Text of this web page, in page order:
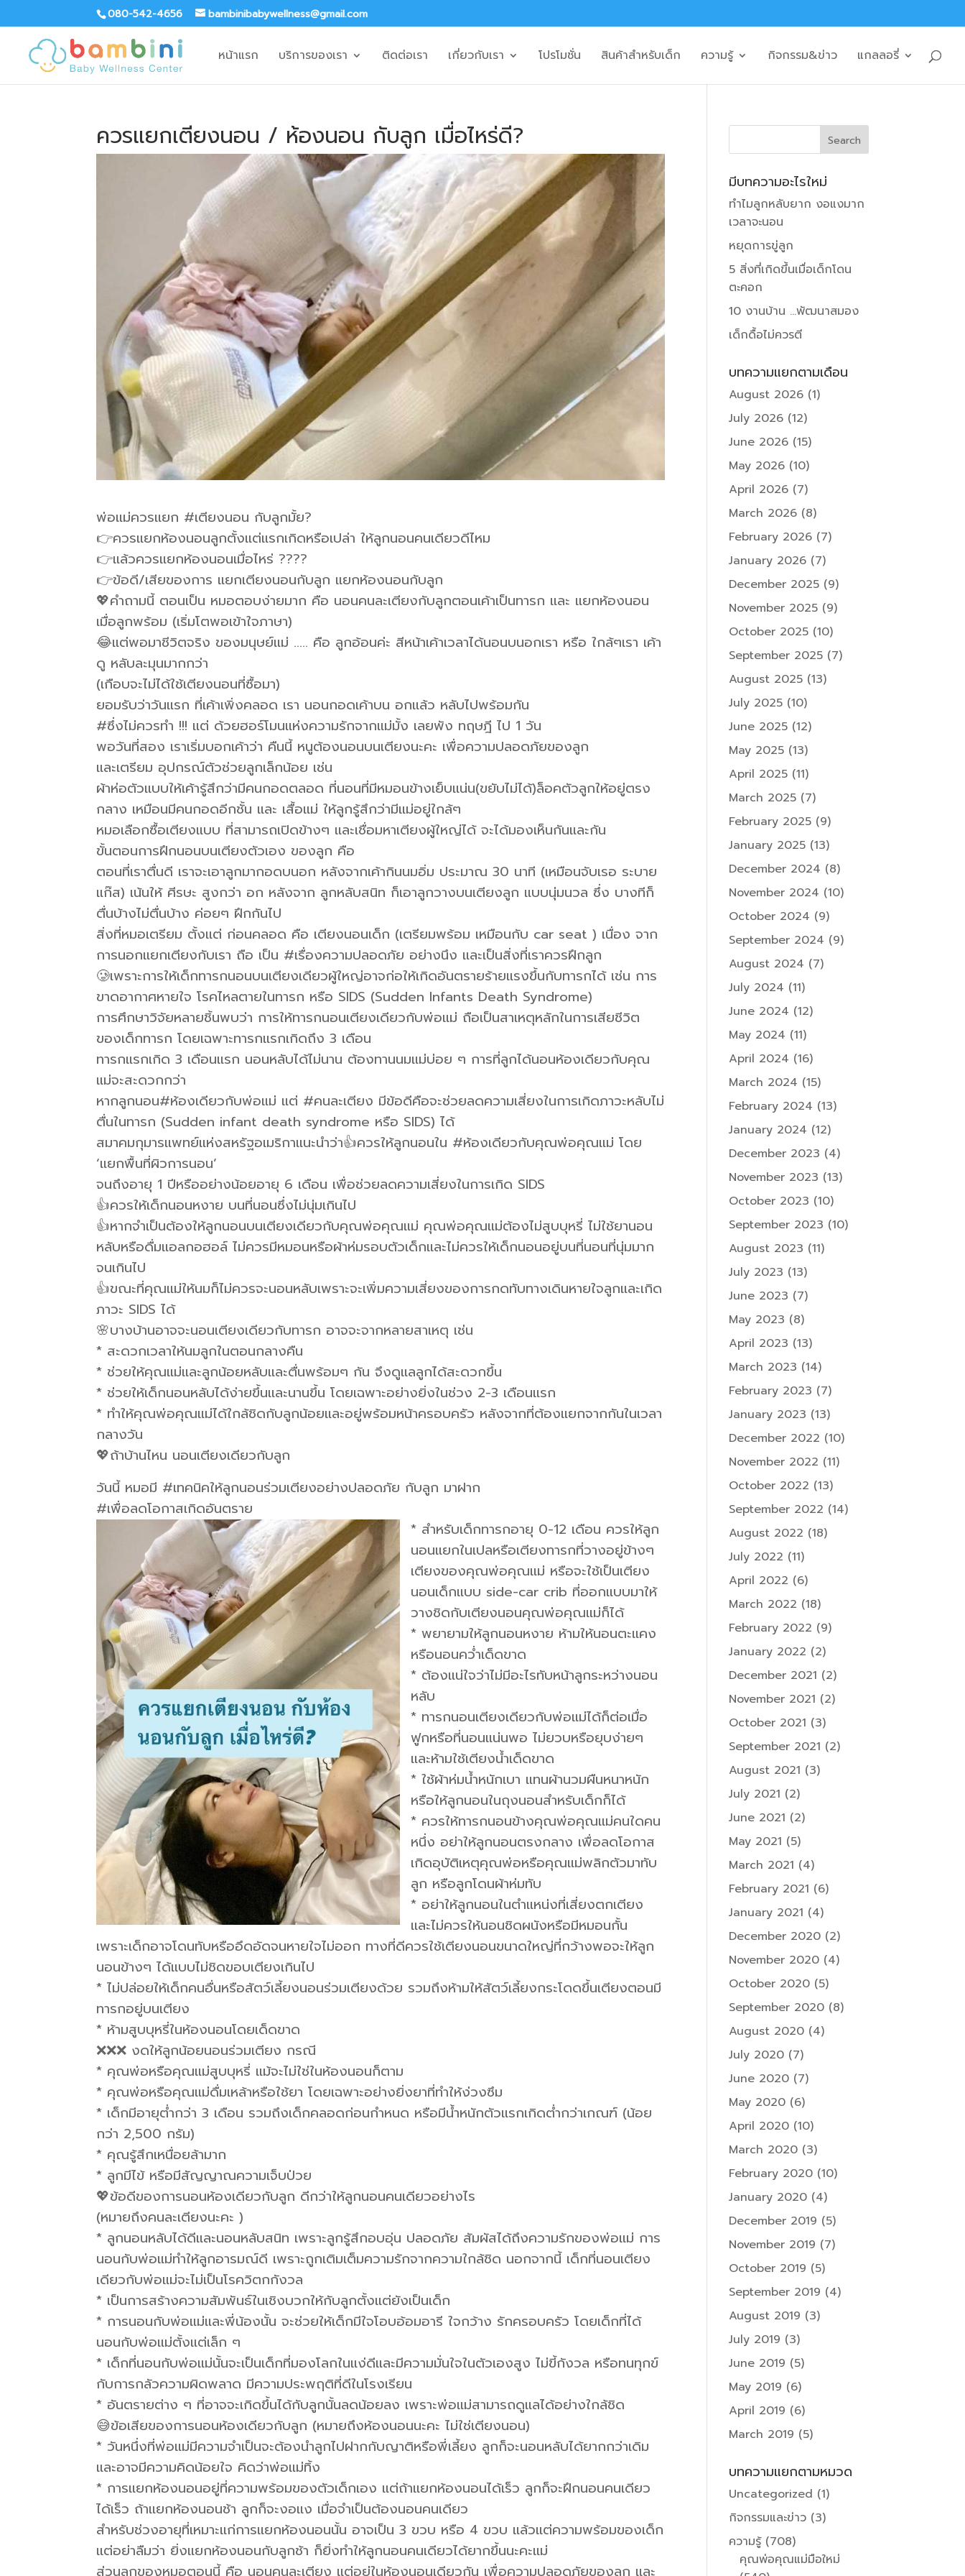
080-542-4656 bambinibabywellness@gmail.com
หน้าแรก บริการของเรา ติดต่อเรา เกี่ยวกับเรา โปรโมชั่น สินค้าสำหรับเด็ก ความรู้ กิจกรรม&ข่าว แกลลอรี่
ควรแยกเตียงนอน / ห้องนอน กับลูก เมื่อไหร่ดี?
พ่อแม่ควรแยก #เตียงนอน กับลูกมั้ย?
👉ควรแยกห้องนอนลูกตั้งแต่แรกเกิดหรือเปล่า ให้ลูกนอนคนเดียวดีไหม
👉แล้วควรแยกห้องนอนเมื่อไหร่ ????
👉ข้อดี/เสียของการ แยกเตียงนอนกับลูก แยกห้องนอนกับลูก
💖คำถามนี้ ตอนเป็น หมอตอบง่ายมาก คือ นอนคนละเตียงกับลูกตอนเค้าเป็นทารก และ แยกห้องนอน
เมื่อลูกพร้อม (เริ่มโตพอเข้าใจภาษา)
😂แต่พอมาชีวิตจริง ของมนุษย์แม่ ….. คือ ลูกอ้อนค่ะ สีหน้าเค้าเวลาได้นอนบนอกเรา หรือ ใกล้ๆเรา เค้า
ดู หลับละมุนมากกว่า
(เกือบจะไม่ได้ใช้เตียงนอนที่ซื้อมา)
ยอมรับว่าวันแรก ที่เค้าเพิ่งคลอด เรา นอนกอดเค้าบน อกแล้ว หลับไปพร้อมกัน
#ซึ่งไม่ควรทำ !!! แต่ ด้วยฮอร์โมนแห่งความรักจากแม่มั้ง เลยพัง ทฤษฎี ไป 1 วัน
พอวันที่สอง เราเริ่มบอกเค้าว่า คืนนี้ หนูต้องนอนบนเตียงนะคะ เพื่อความปลอดภัยของลูก
และเตรียม อุปกรณ์ตัวช่วยลูกเล็กน้อย เช่น
ผ้าห่อตัวแบบให้เค้ารู้สึกว่ามีคนกอดตลอด ที่นอนที่มีหมอนข้างเย็บแน่น(ขยับไม่ได้)ล็อคตัวลูกให้อยู่ตรง
กลาง เหมือนมีคนกอดอีกชั้น และ เสื้อแม่ ให้ลูกรู้สึกว่ามีแม่อยู่ใกล้ๆ
หมอเลือกซื้อเตียงแบบ ที่สามารถเปิดข้างๆ และเชื่อมหาเตียงผู้ใหญ่ได้ จะได้มองเห็นกันและกัน
ขั้นตอนการฝึกนอนบนเตียงตัวเอง ของลูก คือ
ตอนที่เราตื่นดี เราจะเอาลูกมากอดบนอก หลังจากเค้ากินนมอิ่ม ประมาณ 30 นาที (เหมือนจับเรอ ระบาย
แก๊ส) เน้นให้ ศีรษะ สูงกว่า อก หลังจาก ลูกหลับสนิท ก็เอาลูกวางบนเตียงลูก แบบนุ่มนวล ซึ่ง บางทีก็
ตื่นบ้างไม่ตื่นบ้าง ค่อยๆ ฝึกกันไป
สิ่งที่หมอเตรียม ตั้งแต่ ก่อนคลอด คือ เตียงนอนเด็ก (เตรียมพร้อม เหมือนกับ car seat ) เนื่อง จาก
การนอกแยกเตียงกับเรา ถือ เป็น #เรื่องความปลอดภัย อย่างนึง และเป็นสิ่งที่เราควรฝึกลูก
🥲เพราะการให้เด็กทารกนอนบนเตียงเดียวผู้ใหญ่อาจก่อให้เกิดอันตรายร้ายแรงขึ้นกับทารกได้ เช่น การ
ขาดอากาศหายใจ โรคไหลตายในทารก หรือ SIDS (Sudden Infants Death Syndrome)
การศึกษาวิจัยหลายชิ้นพบว่า การให้ทารกนอนเตียงเดียวกับพ่อแม่ ถือเป็นสาเหตุหลักในการเสียชีวิต
ของเด็กทารก โดยเฉพาะทารกแรกเกิดถึง 3 เดือน
ทารกแรกเกิด 3 เดือนแรก นอนหลับได้ไม่นาน ต้องทานนมแม่บ่อย ๆ การที่ลูกได้นอนห้องเดียวกับคุณ
แม่จะสะดวกกว่า
หากลูกนอน#ห้องเดียวกับพ่อแม่ แต่ #คนละเตียง มีข้อดีคือจะช่วยลดความเสี่ยงในการเกิดภาวะหลับไม่
ตื่นในทารก (Sudden infant death syndrome หรือ SIDS) ได้
สมาคมกุมารแพทย์แห่งสหรัฐอเมริกาแนะนำว่า👍ควรให้ลูกนอนใน #ห้องเดียวกับคุณพ่อคุณแม่ โดย
‘แยกพื้นที่ผิวการนอน’
จนถึงอายุ 1 ปีหรืออย่างน้อยอายุ 6 เดือน เพื่อช่วยลดความเสี่ยงในการเกิด SIDS
👍ควรให้เด็กนอนหงาย บนที่นอนซึ่งไม่นุ่มเกินไป
👍หากจำเป็นต้องให้ลูกนอนบนเตียงเดียวกับคุณพ่อคุณแม่ คุณพ่อคุณแม่ต้องไม่สูบบุหรี่ ไม่ใช้ยานอน
หลับหรือดื่มแอลกอฮอล์ ไม่ควรมีหมอนหรือผ้าห่มรอบตัวเด็กและไม่ควรให้เด็กนอนอยู่บนที่นอนที่นุ่มมาก
จนเกินไป
👍ขณะที่คุณแม่ให้นมก็ไม่ควรจะนอนหลับเพราะจะเพิ่มความเสี่ยงของการกดทับทางเดินหายใจลูกและเกิด
ภาวะ SIDS ได้
🌸บางบ้านอาจจะนอนเตียงเดียวกับทารก อาจจะจากหลายสาเหตุ เช่น
* สะดวกเวลาให้นมลูกในตอนกลางคืน
* ช่วยให้คุณแม่และลูกน้อยหลับและตื่นพร้อมๆ กัน จึงดูแลลูกได้สะดวกขึ้น
* ช่วยให้เด็กนอนหลับได้ง่ายขึ้นและนานขึ้น โดยเฉพาะอย่างยิ่งในช่วง 2-3 เดือนแรก
* ทำให้คุณพ่อคุณแม่ได้ใกล้ชิดกับลูกน้อยและอยู่พร้อมหน้าครอบครัว หลังจากที่ต้องแยกจากกันในเวลา
กลางวัน
💖ถ้าบ้านไหน นอนเตียงเดียวกับลูก
วันนี้ หมอมี #เทคนิคให้ลูกนอนร่วมเตียงอย่างปลอดภัย กับลูก มาฝาก
#เพื่อลดโอกาสเกิดอันตราย
* สำหรับเด็กทารกอายุ 0-12 เดือน ควรให้ลูก
นอนแยกในเปลหรือเตียงทารกที่วางอยู่ข้างๆ
เตียงของคุณพ่อคุณแม่ หรือจะใช้เป็นเตียง
นอนเด็กแบบ side-car crib ที่ออกแบบมาให้
วางชิดกับเตียงนอนคุณพ่อคุณแม่ก็ได้
* พยายามให้ลูกนอนหงาย ห้ามให้นอนตะแคง
หรือนอนคว่ำเด็ดขาด
* ต้องแน่ใจว่าไม่มีอะไรทับหน้าลูกระหว่างนอน
หลับ
* ทารกนอนเตียงเดียวกับพ่อแม่ได้ก็ต่อเมื่อ
ฟูกหรือที่นอนแน่นพอ ไม่ยวบหรือยุบง่ายๆ
และห้ามใช้เตียงน้ำเด็ดขาด
* ใช้ผ้าห่มน้ำหนักเบา แทนผ้านวมผืนหนาหนัก
หรือให้ลูกนอนในถุงนอนสำหรับเด็กก็ได้
* ควรให้ทารกนอนข้างคุณพ่อคุณแม่คนใดคน
หนึ่ง อย่าให้ลูกนอนตรงกลาง เพื่อลดโอกาส
เกิดอุบัติเหตุคุณพ่อหรือคุณแม่พลิกตัวมาทับ
ลูก หรือลูกโดนผ้าห่มทับ
* อย่าให้ลูกนอนในตำแหน่งที่เสี่ยงตกเตียง
และไม่ควรให้นอนชิดผนังหรือมีหมอนกั้น
เพราะเด็กอาจโดนทับหรืออึดอัดจนหายใจไม่ออก ทางที่ดีควรใช้เตียงนอนขนาดใหญ่ที่กว้างพอจะให้ลูก
นอนข้างๆ ได้แบบไม่ชิดขอบเตียงเกินไป
* ไม่ปล่อยให้เด็กคนอื่นหรือสัตว์เลี้ยงนอนร่วมเตียงด้วย รวมถึงห้ามให้สัตว์เลี้ยงกระโดดขึ้นเตียงตอนมี
ทารกอยู่บนเตียง
* ห้ามสูบบุหรี่ในห้องนอนโดยเด็ดขาด
❌❌❌ งดให้ลูกน้อยนอนร่วมเตียง กรณี
* คุณพ่อหรือคุณแม่สูบบุหรี่ แม้จะไม่ใช่ในห้องนอนก็ตาม
* คุณพ่อหรือคุณแม่ดื่มเหล้าหรือใช้ยา โดยเฉพาะอย่างยิ่งยาที่ทำให้ง่วงซึม
* เด็กมีอายุต่ำกว่า 3 เดือน รวมถึงเด็กคลอดก่อนกำหนด หรือมีน้ำหนักตัวแรกเกิดต่ำกว่าเกณฑ์ (น้อย
กว่า 2,500 กรัม)
* คุณรู้สึกเหนื่อยล้ามาก
* ลูกมีไข้ หรือมีสัญญาณความเจ็บป่วย
💖ข้อดีของการนอนห้องเดียวกับลูก ดีกว่าให้ลูกนอนคนเดียวอย่างไร
(หมายถึงคนละเตียงนะคะ )
* ลูกนอนหลับได้ดีและนอนหลับสนิท เพราะลูกรู้สึกอบอุ่น ปลอดภัย สัมผัสได้ถึงความรักของพ่อแม่ การ
นอนกับพ่อแม่ทำให้ลูกอารมณ์ดี เพราะถูกเติมเต็มความรักจากความใกล้ชิด นอกจากนี้ เด็กที่นอนเตียง
เดียวกับพ่อแม่จะไม่เป็นโรควิตกกังวล
* เป็นการสร้างความสัมพันธ์ในเชิงบวกให้กับลูกตั้งแต่ยังเป็นเด็ก
* การนอนกับพ่อแม่และพี่น้องนั้น จะช่วยให้เด็กมีใจโอบอ้อมอารี ใจกว้าง รักครอบครัว โดยเด็กที่ได้
นอนกับพ่อแม่ตั้งแต่เล็ก ๆ
* เด็กที่นอนกับพ่อแม่นั้นจะเป็นเด็กที่มองโลกในแง่ดีและมีความมั่นใจในตัวเองสูง ไม่ขี้กังวล หรือทนทุกข์
กับการกลัวความผิดพลาด มีความประพฤติที่ดีในโรงเรียน
* อันตรายต่าง ๆ ที่อาจจะเกิดขึ้นได้กับลูกนั้นลดน้อยลง เพราะพ่อแม่สามารถดูแลได้อย่างใกล้ชิด
😅ข้อเสียของการนอนห้องเดียวกับลูก (หมายถึงห้องนอนนะคะ ไม่ใช่เตียงนอน)
* วันหนึ่งที่พ่อแม่มีความจำเป็นจะต้องนำลูกไปฝากกับญาติหรือพี่เลี้ยง ลูกก็จะนอนหลับได้ยากกว่าเดิม
และอาจมีความคิดน้อยใจ คิดว่าพ่อแม่ทิ้ง
* การแยกห้องนอนอยู่ที่ความพร้อมของตัวเด็กเอง แต่ถ้าแยกห้องนอนได้เร็ว ลูกก็จะฝึกนอนคนเดียว
ได้เร็ว ถ้าแยกห้องนอนช้า ลูกก็จะงอแง เมื่อจำเป็นต้องนอนคนเดียว
สำหรับช่วงอายุที่เหมาะแก่การแยกห้องนอนนั้น อาจเป็น 3 ขวบ หรือ 4 ขวบ แล้วแต่ความพร้อมของเด็ก
แต่อย่าลืมว่า ยิ่งแยกห้องนอนกับลูกช้า ก็ยิ่งทำให้ลูกนอนคนเดียวได้ยากขึ้นนะคะแม่
ส่วนลูกของหมอตอนนี้ คือ นอนคนละเตียง แต่อยู่ในห้องนอนเดียวกัน เพื่อความปลอดภัยของลูก และ
มีบทความอะไรใหม่
ทำไมลูกหลับยาก งอแงมาก
เวลาจะนอน
หยุดการขู่ลูก
5 สิ่งที่เกิดขึ้นเมื่อเด็กโดน
ตะคอก
10 งานบ้าน …พัฒนาสมอง
เด็กดื้อไม่ควรตี
บทความแยกตามเดือน
August 2026 (1)
July 2026 (12)
June 2026 (15)
May 2026 (10)
April 2026 (7)
March 2026 (8)
February 2026 (7)
January 2026 (7)
December 2025 (9)
November 2025 (9)
October 2025 (10)
September 2025 (7)
August 2025 (13)
July 2025 (10)
June 2025 (12)
May 2025 (13)
April 2025 (11)
March 2025 (7)
February 2025 (9)
January 2025 (13)
December 2024 (8)
November 2024 (10)
October 2024 (9)
September 2024 (9)
August 2024 (7)
July 2024 (11)
June 2024 (12)
May 2024 (11)
April 2024 (16)
March 2024 (15)
February 2024 (13)
January 2024 (12)
December 2023 (4)
November 2023 (13)
October 2023 (10)
September 2023 (10)
August 2023 (11)
July 2023 (13)
June 2023 (7)
May 2023 (8)
April 2023 (13)
March 2023 (14)
February 2023 (7)
January 2023 (13)
December 2022 (10)
November 2022 (11)
October 2022 (13)
September 2022 (14)
August 2022 (18)
July 2022 (11)
April 2022 (6)
March 2022 (18)
February 2022 (9)
January 2022 (2)
December 2021 (2)
November 2021 (2)
October 2021 (3)
September 2021 (2)
August 2021 (3)
July 2021 (2)
June 2021 (2)
May 2021 (5)
March 2021 (4)
February 2021 (6)
January 2021 (4)
December 2020 (2)
November 2020 (4)
October 2020 (5)
September 2020 (8)
August 2020 (4)
July 2020 (7)
June 2020 (7)
May 2020 (6)
April 2020 (10)
March 2020 (3)
February 2020 (10)
January 2020 (4)
December 2019 (5)
November 2019 (7)
October 2019 (5)
September 2019 (4)
August 2019 (3)
July 2019 (3)
June 2019 (5)
May 2019 (6)
April 2019 (6)
March 2019 (5)
บทความแยกตามหมวด
Uncategorized (1)
กิจกรรมและข่าว (3)
ความรู้(708)
คุณพ่อคุณแม่มือใหม่